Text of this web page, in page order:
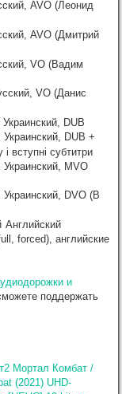
AVO (Леонид
AVO (Дмитрий
VO (Вадим
VO (Данис
Украинский, DUB
Украинский, DUB +
вступні субтитри
Украинский, MVO
Украинский, DVO (В
Английский
forced), английские
и
поддержать